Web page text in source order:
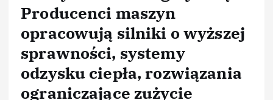
Producenci maszyn
opracowują silniki o wyższej
sprawności, systemy
odzysku ciepła, rozwiązania
ograniczające zużycie